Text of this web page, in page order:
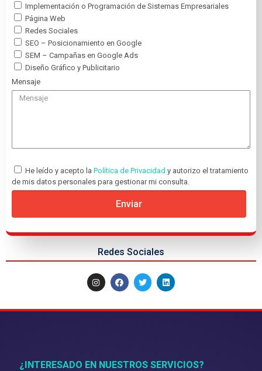
Implementación o Programación de Sistemas Empresariales
Página Web
Redes Sociales
SEO – Posicionamiento en Google
SEM – Campañas en Google Ads
Diseño Gráfico y Publicitario
Mensaje
He leído y acepto la Política de Privacidad y autorizo el tratamiento
de mis datos personales para gestionar mi consulta.
Enviar
Redes Sociales
¿INTERESADO EN NUESTROS SERVICIOS?